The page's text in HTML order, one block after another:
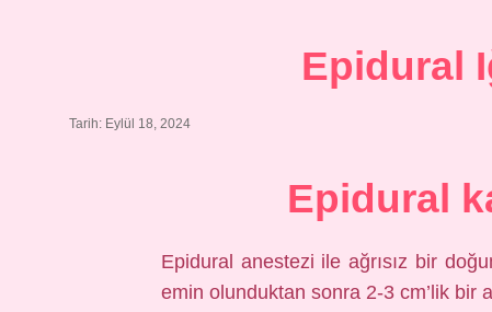
Epidural
Tarih: Eylül 18, 2024
Epidural
Epidural anestezi ile ağrısız bir
emin olunduktan sonra 2-3 cm’lik bir